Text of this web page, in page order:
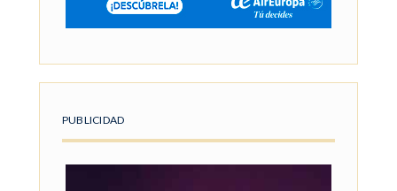
PUBLICIDAD